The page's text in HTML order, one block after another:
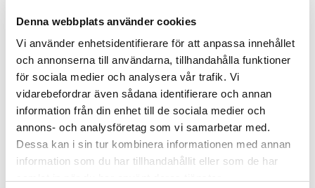
Denna webbplats använder cookies
Vi använder enhetsidentifierare för att anpassa innehållet
och annonserna till användarna, tillhandahålla funktioner
för sociala medier och analysera vår trafik. Vi
vidarebefordrar även sådana identifierare och annan
information från din enhet till de sociala medier och
annons- och analysföretag som vi samarbetar med.
Dessa kan i sin tur kombinera informationen med annan
information som du har tillhandahållit eller som de har
skapar en opersonlig känsla. Ett smartare drag för
att skriva en text som andas trovärdighet är att
använda dig av du-form. Då skapar du en mer
personlig känsla och läsaren kommer till större
sannolikhet känna sig träffad av det du skriver.
3. Skriv i klarspråk
Om läsaren inte förstår vad du skriver eller upplever